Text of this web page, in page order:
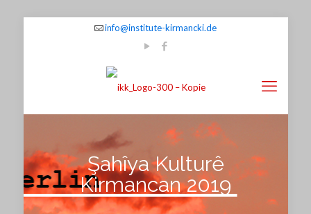
info@institute-kirmancki.de
Şahîya Kulturê
Kirmancan 2019